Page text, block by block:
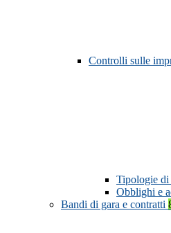
Controlli sulle
Tipologie
Obblighi e
Bandi di gara e contratti